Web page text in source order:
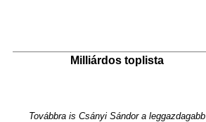
Milliárdos toplista
Továbbra is Csányi Sándor a leggazdagabb